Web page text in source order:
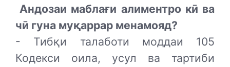
Андозаи маблағи алиментро кӣ ва
чӣ гуна муқаррар менамояд?
- Тибқи талаботи моддаи 105
Кодекси оила, усул ва тартиби